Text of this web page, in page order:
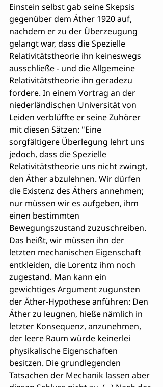
Einstein selbst gab seine Skepsis
gegenüber dem Äther 1920 auf,
nachdem er zu der Überzeugung
gelangt war, dass die Spezielle
Relativitätstheorie ihn keineswegs
ausschließe - und die Allgemeine
Relativitätstheorie ihn geradezu
fordere. In einem Vortrag an der
niederländischen Universität von
Leiden verblüffte er seine Zuhörer
mit diesen Sätzen: "Eine
sorgfältigere Überlegung lehrt uns
jedoch, dass die Spezielle
Relativitätstheorie uns nicht zwingt,
den Äther abzulehnen. Wir dürfen
die Existenz des Äthers annehmen;
nur müssen wir es aufgeben, ihm
einen bestimmten
Bewegungszustand zuzuschreiben.
Das heißt, wir müssen ihn der
letzten mechanischen Eigenschaft
entkleiden, die Lorentz ihm noch
zugestand. Man kann ein
gewichtiges Argument zugunsten
der Äther-Hypothese anführen: Den
Äther zu leugnen, hieße nämlich in
letzter Konsequenz, anzunehmen,
der leere Raum würde keinerlei
physikalische Eigenschaften
besitzen. Die grundlegenden
Tatsachen der Mechanik lassen aber